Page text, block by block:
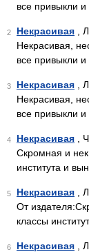
все привыкли
2 Некрасивая ,
Некрасивая,
все привыкли
3 Некрасивая ,
Некрасивая,
все привыкли
4 Некрасивая ,
Скромная и
института и
5 Некрасивая ,
От
классы
6 Некрасивая ,